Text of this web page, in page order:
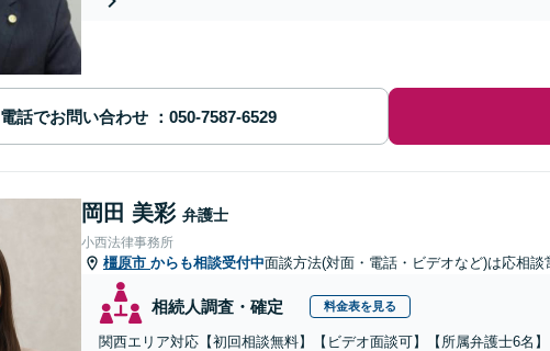
電話でお問い合わせ
岡田 美彩 弁護士
小西法律事務所
橿原市 からも相談受付中面談方法(対面・電話・ビデオなど)は応相談
相続人調査・確定 料金表を見る
関西エリア対応【初回相談無料】【ビデオ面談可】【所属弁護士6名